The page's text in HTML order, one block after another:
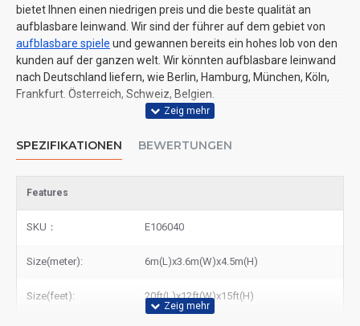
bietet Ihnen einen niedrigen preis und die beste qualität an
aufblasbare leinwand. Wir sind der führer auf dem gebiet von
aufblasbare spiele und gewannen bereits ein hohes lob von den
kunden auf der ganzen welt. Wir könnten aufblasbare leinwand
nach Deutschland liefern, wie Berlin, Hamburg, München, Köln,
Frankfurt. Österreich, Schweiz, Belgien.
SPEZIFIKATIONEN BEWERTUNGEN
Features
SKU： E106040
Size(meter): 6m(L)x3.6m(W)x4.5m(H)
Size(feet): 20ft(L)x12ft(W)x15ft(H)